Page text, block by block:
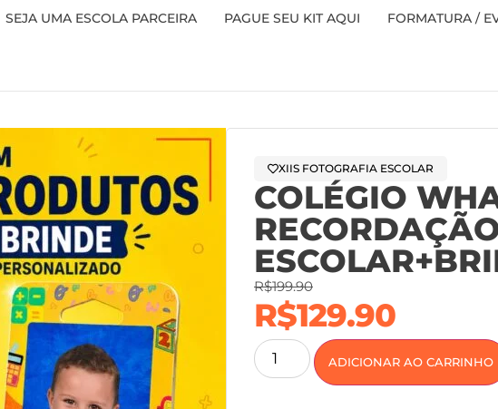
SEJA UMA ESCOLA PARCEIRA PAGUE SEU KIT AQUI FORMATURA /
XIIS FOTOGRAFIA ESCOLAR
COLÉGIO
R$199.90
R$129.90
ADICIONAR AO CARRINHO